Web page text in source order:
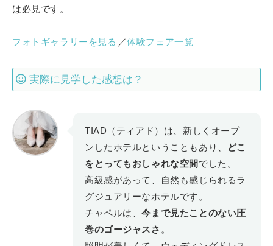
は必見です。
フォトギャラリーを見る ／体験フェア一覧
実際に見学した感想は？
TIAD（ティアド）は、新しくオープ
ンしたホテルということもあり、
どこ
をとってもおしゃれな空間 でした。
高級感があって、自然も感じられるラ
グジュアリーなホテルです。
チャペルは、今まで見たことのない圧
巻のゴージャスさ 。